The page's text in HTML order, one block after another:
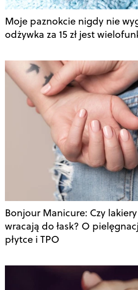
Moje paznokcie nigdy nie
odżywka za 15 zł jest
Bonjour Manicure: Czy
wracają do łask? O
płytce i TPO